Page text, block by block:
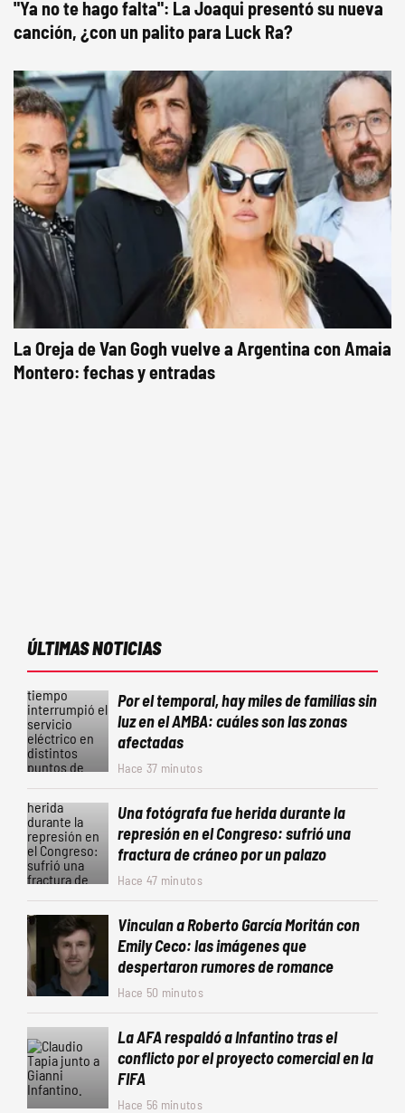
"Ya no te hago falta": La Joaqui presentó su nueva
canción, ¿con un palito para Luck Ra?
La Oreja de Van Gogh vuelve a Argentina con Amaia
Montero: fechas y entradas
ÚLTIMAS NOTICIAS
Por el temporal, hay miles de familias sin
luz en el AMBA: cuáles son las zonas
afectadas
Hace 37 minutos
Una fotógrafa fue herida durante la
represión en el Congreso: sufrió una
fractura de cráneo por un palazo
Hace 47 minutos
Vinculan a Roberto García Moritán con
Emily Ceco: las imágenes que
despertaron rumores de romance
Hace 50 minutos
La AFA respaldó a Infantino tras el
conflicto por el proyecto comercial en la
FIFA
Hace 56 minutos